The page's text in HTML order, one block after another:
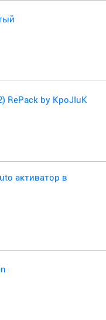
RePack by KpoJIuK
активатор в